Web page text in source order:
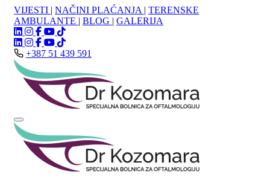
VIJESTI | NAČINI PLAĆANJA | TERENSKE
AMBULANTE | BLOG | GALERIJA
+387 51 439 591